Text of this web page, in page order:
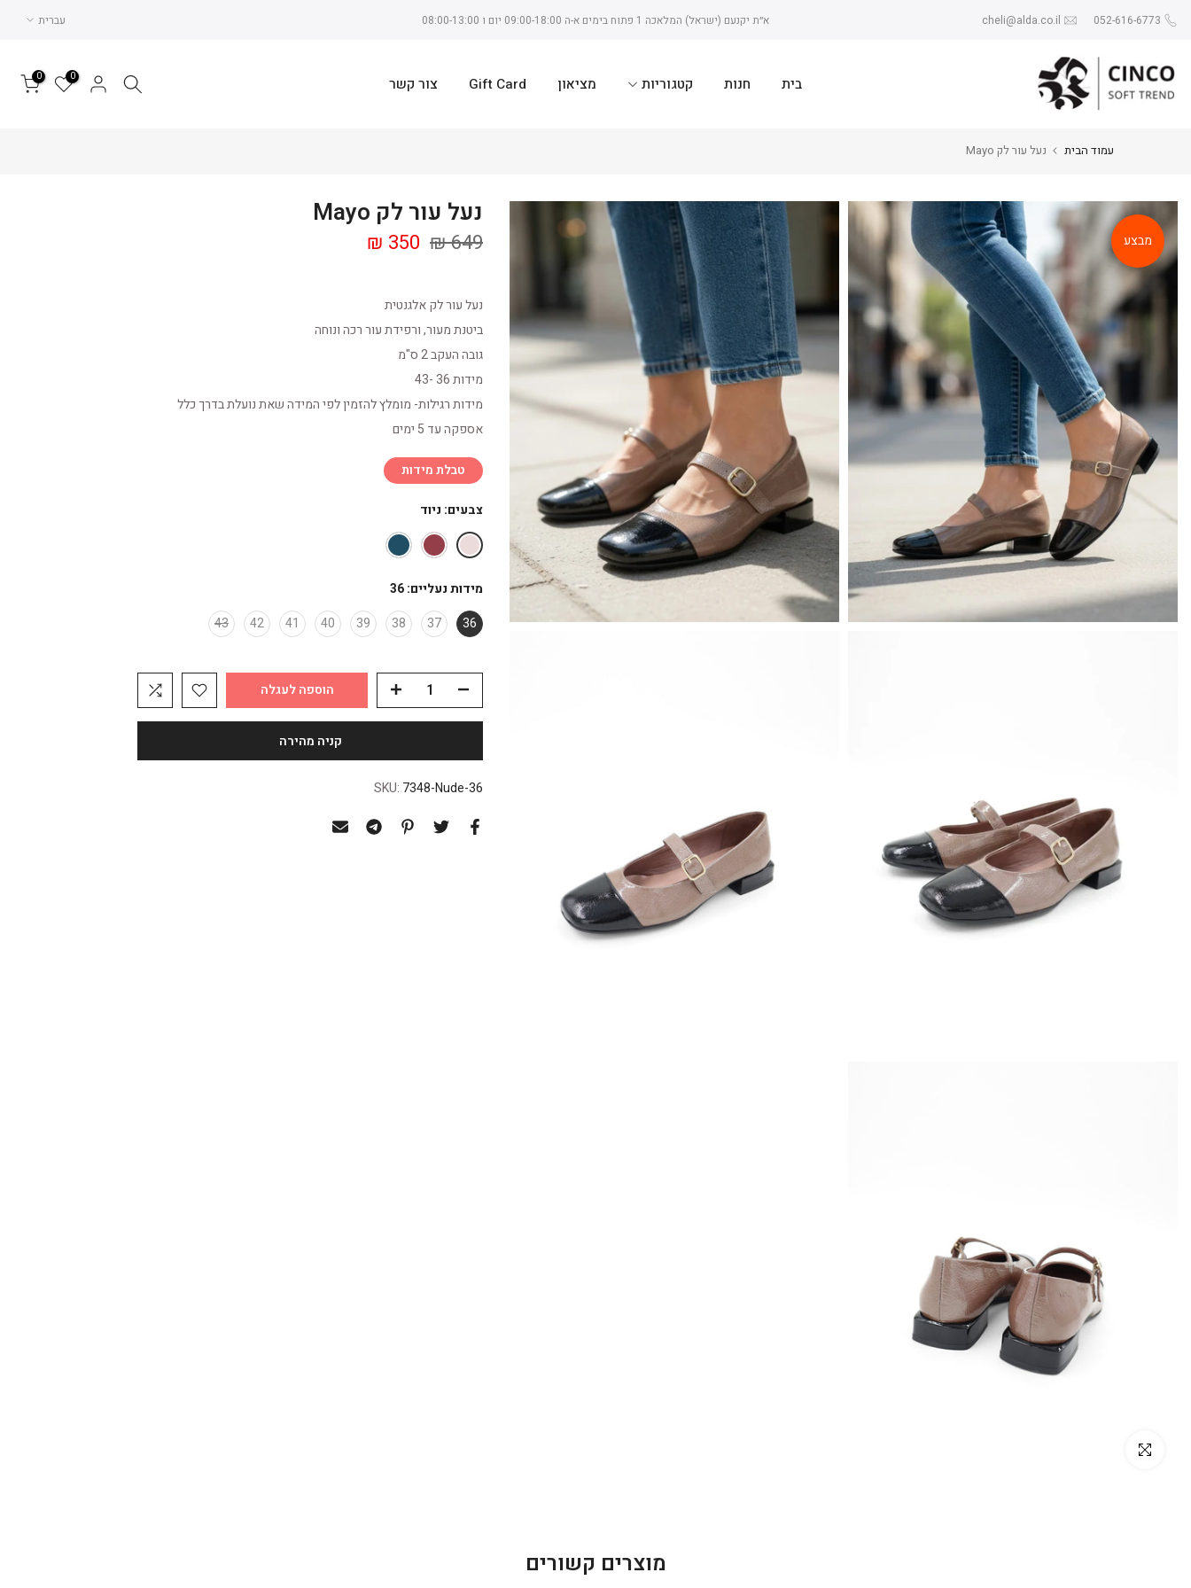
Skip
052-616-6773
cheli@alda.co.il א״ת יקנעם (ישראל) המלאכה 1 פתוח בימים א-ה 09:00-18:00 יום ו 08:00-13:00 עברית
בית חנות קטגוריות מציאון Gift Card צור קשר 0
0
עמוד הבית נעל עור לק Mayo
מבצע
Click to enlarge
נעל עור לק Mayo
649 ₪
350 ₪
נעל עור לק אלגנטית
ביטנת מעור, ורפידת עור רכה ונוחה
גובה העקב 2 ס"מ
מידות 36 -43
מידות רגילות- מומלץ להזמין לפי המידה שאת נועלת בדרך כלל
אספקה עד 5 ימים
טבלת מידות
צבעים: ניוד
מידות נעליים:36
36
37
38
39
40
41
42
43
הוספה לעגלה
SKU: 7348-Nude-36
מוצרים קשורים